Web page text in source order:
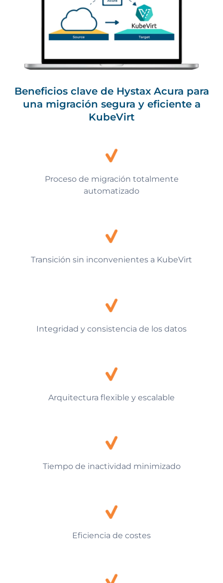
Beneficios clave de Hystax Acura para
una migración segura y eficiente a
KubeVirt
Proceso de migración totalmente
automatizado
Transición sin inconvenientes a KubeVirt
Integridad y consistencia de los datos
Arquitectura flexible y escalable
Tiempo de inactividad minimizado
Eficiencia de costes